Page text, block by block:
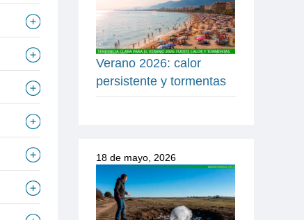
Verano 2026: calor
persistente y tormentas
18 de mayo, 2026